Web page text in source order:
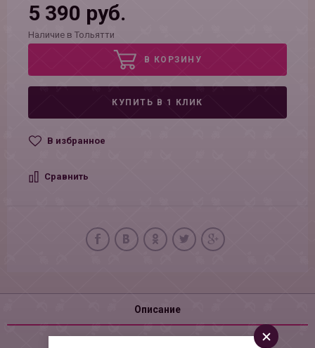
5 390 руб.
Наличие в Тольятти
В КОРЗИНУ
КУПИТЬ В 1 КЛИК
В избранное
Сравнить
Описание